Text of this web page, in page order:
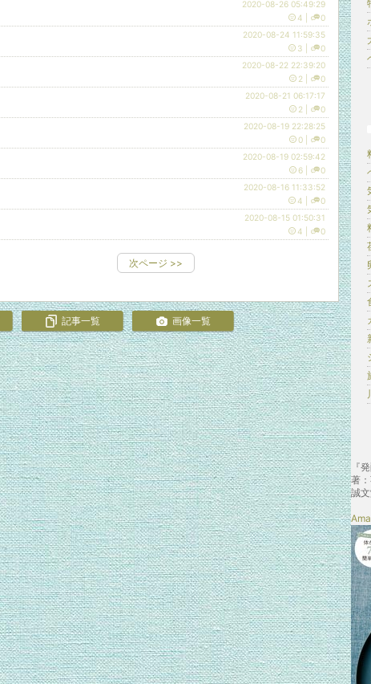
2020-08-26 05:49:29
4
0
2020-08-24 11:59:35
3
0
2020-08-22 22:39:20
2
0
2020-08-21 06:17:17
2
0
2020-08-19 22:28:25
0
0
2020-08-19 02:59:42
6
0
2020-08-16 11:33:52
4
0
2020-08-15 01:50:31
4
0
次ページ >>
記事一覧 画像一覧
『
著
誠